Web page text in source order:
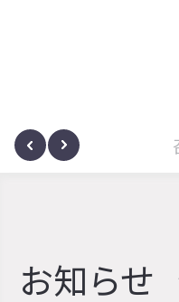
サノヴァ
お知らせ